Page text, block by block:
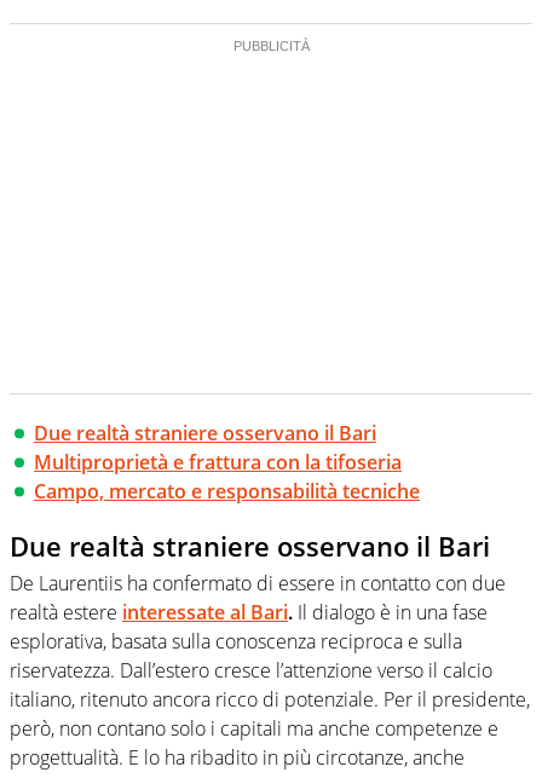
Due realtà straniere osservano il Bari
Multiproprietà e frattura con la tifoseria
Campo, mercato e responsabilità tecniche
Due realtà straniere osservano il Bari
De Laurentiis ha confermato di essere in contatto con due
realtà estere interessate al Bari. Il dialogo è in una fase
esplorativa, basata sulla conoscenza reciproca e sulla
riservatezza. Dall’estero cresce l’attenzione verso il calcio
italiano, ritenuto ancora ricco di potenziale. Per il presidente,
però, non contano solo i capitali ma anche competenze e
progettualità. E lo ha ribadito in più circotanze, anche